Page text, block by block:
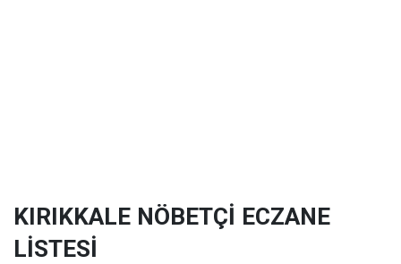
KIRIKKALE NÖBETÇİ ECZANE
LİSTESİ